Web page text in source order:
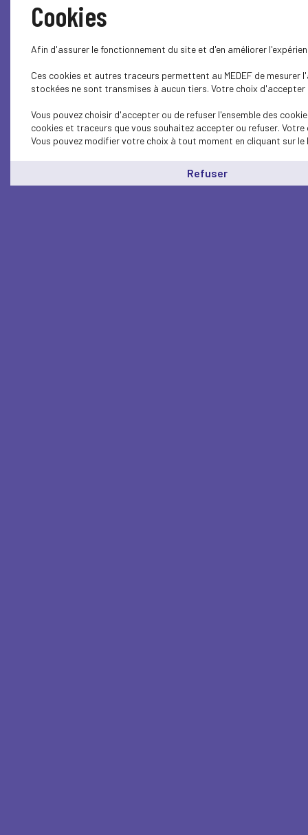
Cookies
Afin d'assurer le fonctionnement du site et d'en améliorer
Ces cookies et autres traceurs permettent au MEDEF de
stockées ne sont transmises à aucun tiers. Votre choix
Vous pouvez choisir d'accepter ou de refuser l'ensemble des
cookies et traceurs que vous souhaitez accepter ou refuser.
Vous pouvez modifier votre choix à tout moment en cliquant sur le
Refuser